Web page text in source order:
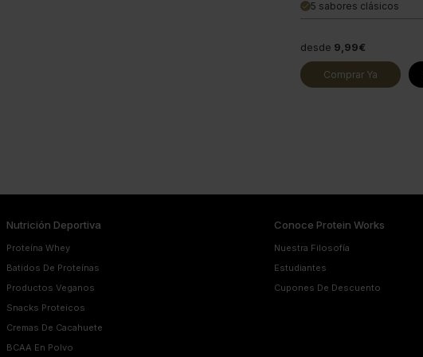
done 5 sabores clásicos
desde 9,99€
Comprar Ya
Nutrición Deportiva
Proteína Whey
Batidos De Proteínas
Productos Veganos
Snacks Proteicos
Cremas De Cacahuete
BCAA En Polvo
Conoce Protein Works
Nuestra Filosofía
Estudiantes
Cupones De Descuento